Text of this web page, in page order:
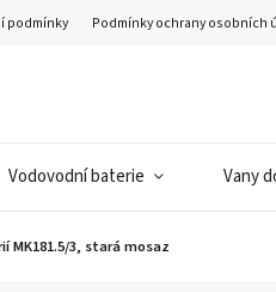
podmínky Podmínky ochrany osobních
Vodovodní baterie Vany
MK181.5/3, stará mosaz